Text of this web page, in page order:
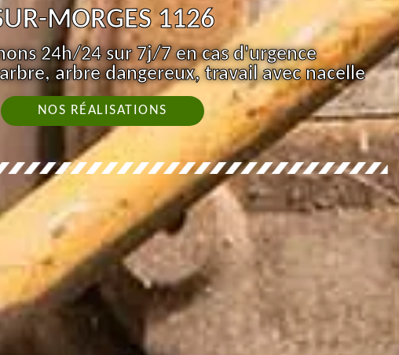
MORGES 1126
24h/24 sur 7j/7 en cas d'urgence
arbre dangereux, travail avec nacelle
NOS RÉALISATIONS